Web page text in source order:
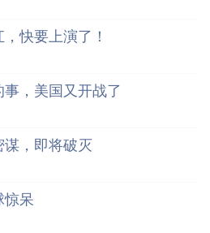
快要上演了！
，美国又开战了
，即将破灭
惊呆